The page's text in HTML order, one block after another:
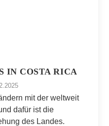
IN COSTA RICA
mit der weltweit
dafür ist die
des Landes.